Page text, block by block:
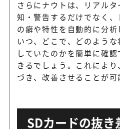
さらにナウトは、リアル
知・警告するだけでなく
の癖や特性を自動的に分析
いつ、どこで、どのよう
していたのかを簡単に確
きるでしょう。これによ
づき、改善させることが可
SDカードの抜